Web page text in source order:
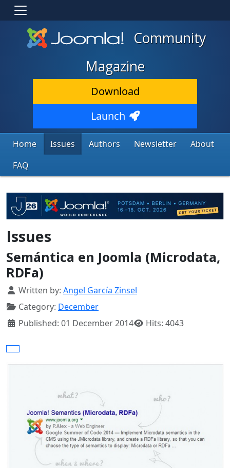
Community
Magazine
Download
Launch
Home Issues Authors Newsletter
About
FAQ
Issues
Semántica en Joomla (Microdata,
RDFa)
Details
Written by: Angel García Zinsel
Category: December
Published: 01 December 2014
Hits: 4043